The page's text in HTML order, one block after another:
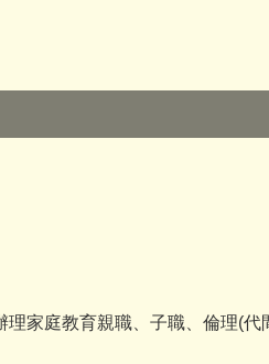
理家庭教育親職、子職、倫理(代